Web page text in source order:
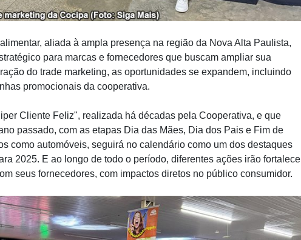
aliada à ampla presença na região da Nova Alta Paulista,
para marcas e fornecedores que buscam ampliar sua
do trade marketing, as oportunidades se expandem, incluindo
promocionais da cooperativa.
Cliente Feliz", realizada há décadas pela Cooperativa, e que
passado, com as etapas Dia das Mães, Dia dos Pais e Fim de
como automóveis, seguirá no calendário como um dos destaques
2025. E ao longo de todo o período, diferentes ações irão
seus fornecedores, com impactos diretos no público consumidor.